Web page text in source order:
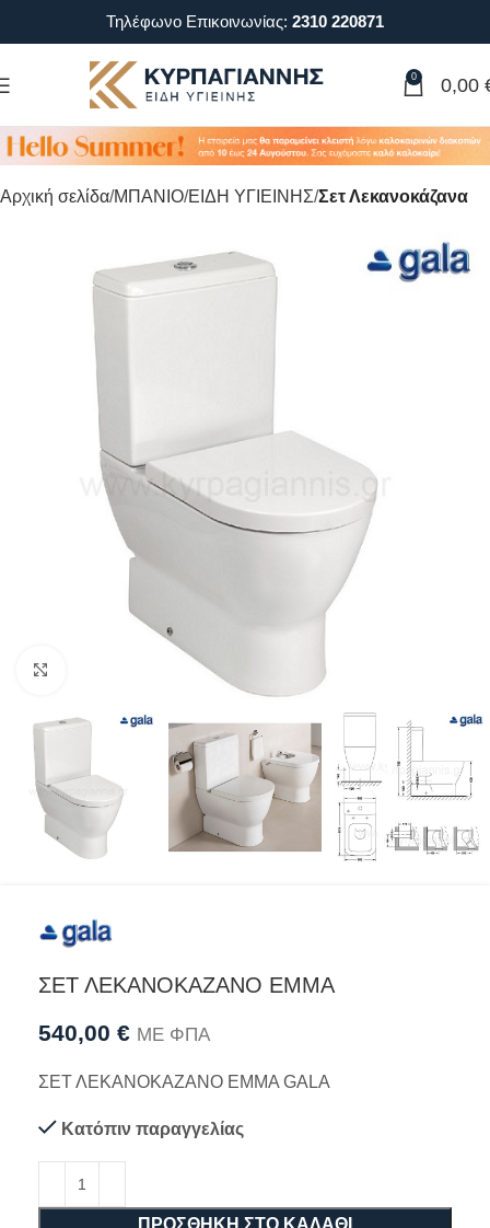
Τηλέφωνο Επικοινωνίας: 2310 220871
0 0,00
Αρχική σελίδα ΜΠΑΝΙΟ ΕΙΔΗ ΥΓΙΕΙΝΗΣ Σετ Λεκανοκάζανα
ΣΕΤ ΛΕΚΑΝΟΚΑΖΑΝΟ EMMA
540,00 € ΜΕ ΦΠΑ
ΣΕΤ ΛΕΚΑΝΟΚΑΖΑΝΟ EMMA GALA
Κατόπιν παραγγελίας
ΠΡΟΣΘΉΚΗ ΣΤΟ ΚΑΛΆΘΙ